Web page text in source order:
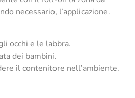
necessario, l’applicazione.
occhi e le labbra.
dei bambini.
il contenitore nell’ambiente.